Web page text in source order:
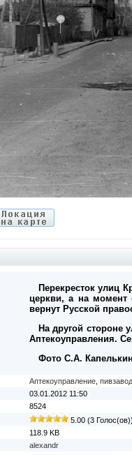
Перекресток улиц
церкви, а на момент
вернут Русской
На другой стороне
Аптекоуправления.
Фото С.А.
Аптекоуправление пивзавод
03.01.2012 11:50
8524
5.00 (3 Голос(ов))
118.9 KB
alexandr